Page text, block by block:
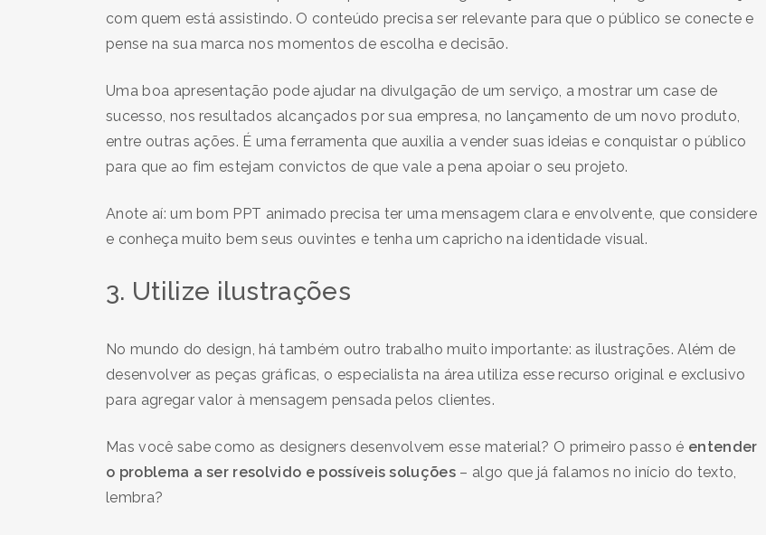
com quem está assistindo. O conteúdo precisa ser relevante para que o público se conecte e
pense na sua marca nos momentos de escolha e decisão.
Uma boa apresentação pode ajudar na divulgação de um serviço, a mostrar um case de
sucesso, nos resultados alcançados por sua empresa, no lançamento de um novo produto,
entre outras ações. É uma ferramenta que auxilia a vender suas ideias e conquistar o público
para que ao fim estejam convictos de que vale a pena apoiar o seu projeto.
Anote aí: um bom PPT animado precisa ter uma mensagem clara e envolvente, que considere
e conheça muito bem seus ouvintes e tenha um capricho na identidade visual.
3. Utilize ilustrações
No mundo do design, há também outro trabalho muito importante: as ilustrações. Além de
desenvolver as peças gráficas, o especialista na área utiliza esse recurso original e exclusivo
para agregar valor à mensagem pensada pelos clientes.
Mas você sabe como as designers desenvolvem esse material? O primeiro passo é entender
o problema a ser resolvido e possíveis soluções – algo que já falamos no início do texto,
lembra?